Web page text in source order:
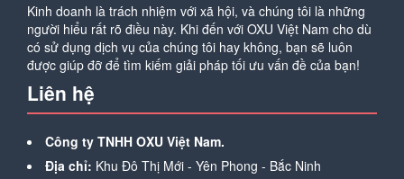
Kinh doanh là trách nhiệm với xã hội, và chúng tôi là những
người hiểu rất rõ điều này. Khi đến với OXU Việt Nam cho dù
có sử dụng dịch vụ của chúng tôi hay không, bạn sẽ luôn
được giúp đỡ để tìm kiếm giải pháp tối ưu vấn đề của bạn!
Liên hệ
Công ty TNHH OXU Việt Nam.
Địa chỉ: Khu Đô Thị Mới - Yên Phong - Bắc Ninh